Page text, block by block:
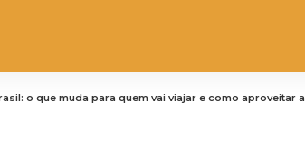
muda para quem vai viajar e como aproveitar as novas opções